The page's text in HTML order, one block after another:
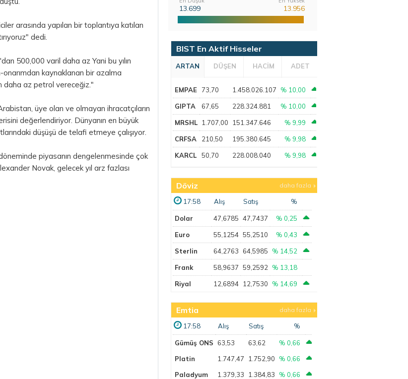
arasında yapılan bir toplantıya katılan
dedi.
500,000 varil daha az Yani bu yılın
onarımdan kaynaklanan bir azalma
daha az petrol vereceğiz."
üye olan ve olmayan ihracatçıların
değerlendiriyor. Dünyanın en büyük
düşüşü de telafi etmeye çalışıyor.
piyasanın dengelenmesinde çok
Novak, gelecek yıl arz fazlası
13.699 13.956
BIST En Aktif Hisseler
ARTAN DÜŞEN HACİM ADET
EMPAE 73,70 1.458.026.107 % 10,00
GIPTA 67,65 228.324.881 % 10,00
MRSHL 1.707,00 151.347.646 % 9,99
CRFSA 210,50 195.380.645 % 9,98
KARCL 50,70 228.008.040 % 9,98
Döviz daha fazla
17:58 Alış Satış %
Dolar 47,6785 47,7437 % 0,25
Euro 55,1254 55,2510 % 0,43
Sterlin 64,2763 64,5985 % 14,52
Frank 58,9637 59,2592 % 13,18
Riyal 12,6894 12,7530 % 14,69
Emtia daha fazla
17:58 Alış Satış %
Gümüş ONS 63,53 63,62
% 0,66
Platin
1.747,47 1.752,90
% 0,66
Paladyum
1.379,33 1.384,83
% 0,66